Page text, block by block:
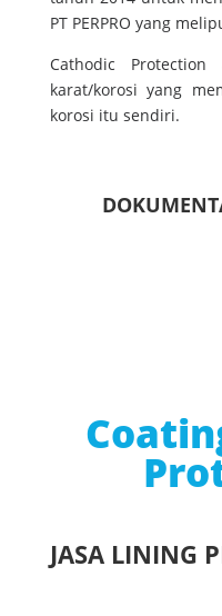
PT PERPRO yang
Cathodic Protection
karat/korosi yang
korosi itu sendiri.
JASA LINING